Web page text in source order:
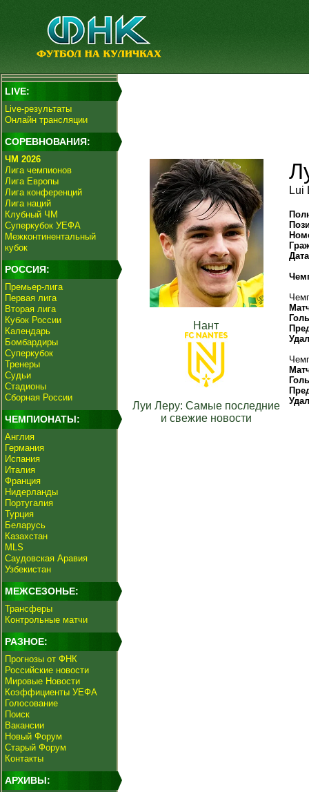
LIVE:
Live-результаты
Онлайн трансляции
СОРЕВНОВАНИЯ:
ЧМ 2026
Лига чемпионов
Лига Европы
Лига конференций
Лига наций
Клубный ЧМ
Суперкубок УЕФА
Межконтинентальный
кубок
РОССИЯ:
Премьер-лига
Первая лига
Вторая лига
Кубок России
Календарь
Бомбардиры
Суперкубок
Тренеры
Судьи
Стадионы
Сборная России
ЧЕМПИОНАТЫ:
Англия
Германия
Испания
Италия
Франция
Нидерланды
Португалия
Турция
Беларусь
Казахстан
MLS
Саудовская Аравия
Узбекистан
МЕЖСЕЗОНЬЕ:
Трансферы
Контрольные матчи
РАЗНОЕ:
Прогнозы от ФНК
Российские новости
Мировые Новости
Коэффициенты УЕФА
Голосование
Поиск
Вакансии
Новый Форум
Старый Форум
Контакты
АРХИВЫ:
Нант
Луи Леру: Самые последние
и свежие новости
Lui